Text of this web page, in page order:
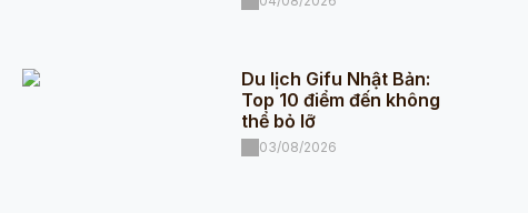
Du lịch Gifu Nhật Bản:
Top 10 điểm đến không
thể bỏ lỡ
03/08/2026